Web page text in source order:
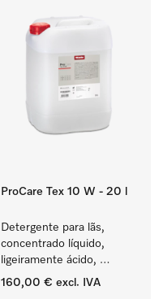
ProCare Tex 10 W - 20 l
Detergente para lãs,
concentrado líquido,
ligeiramente ácido,
20 l para limpeza
160,00 € excl. IVA